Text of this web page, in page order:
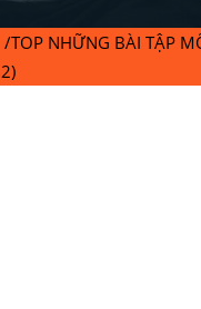
/TOP NHỮNG BÀI TẬP